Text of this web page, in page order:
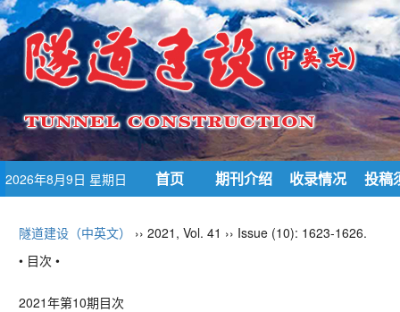
2026年8月9日 星期日 首页 期刊介绍 收录情况 投稿
隧道建设（中英文）
›› 2021, Vol. 41 ›› Issue (10): 1623-1626.
• 目次 •
2021年第10期目次